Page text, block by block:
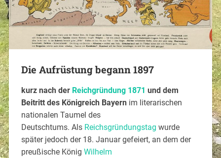
Die Aufrüstung begann 1897
kurz nach der Reichgründung 1871 und dem
Beitritt des Königreich Bayern im literarischen
nationalen Taumel des
Deutschtums. Als Reichsgründungstag wurde
später jedoch der 18. Januar gefeiert, an dem der
preußische König Wilhelm